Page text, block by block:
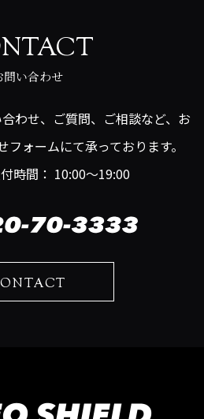
問い合わせ
わせ、ご質問、ご相談など、お
ォームにて承っております。
時間： 10:00～19:00